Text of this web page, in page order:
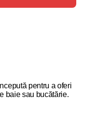
pentru a oferi
baie sau bucătărie.